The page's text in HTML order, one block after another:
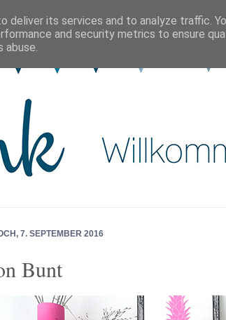
7. SEPTEMBER 2016
Bunt
deliver its services and to analyze traffic.
and security metrics to ensure
abuse.